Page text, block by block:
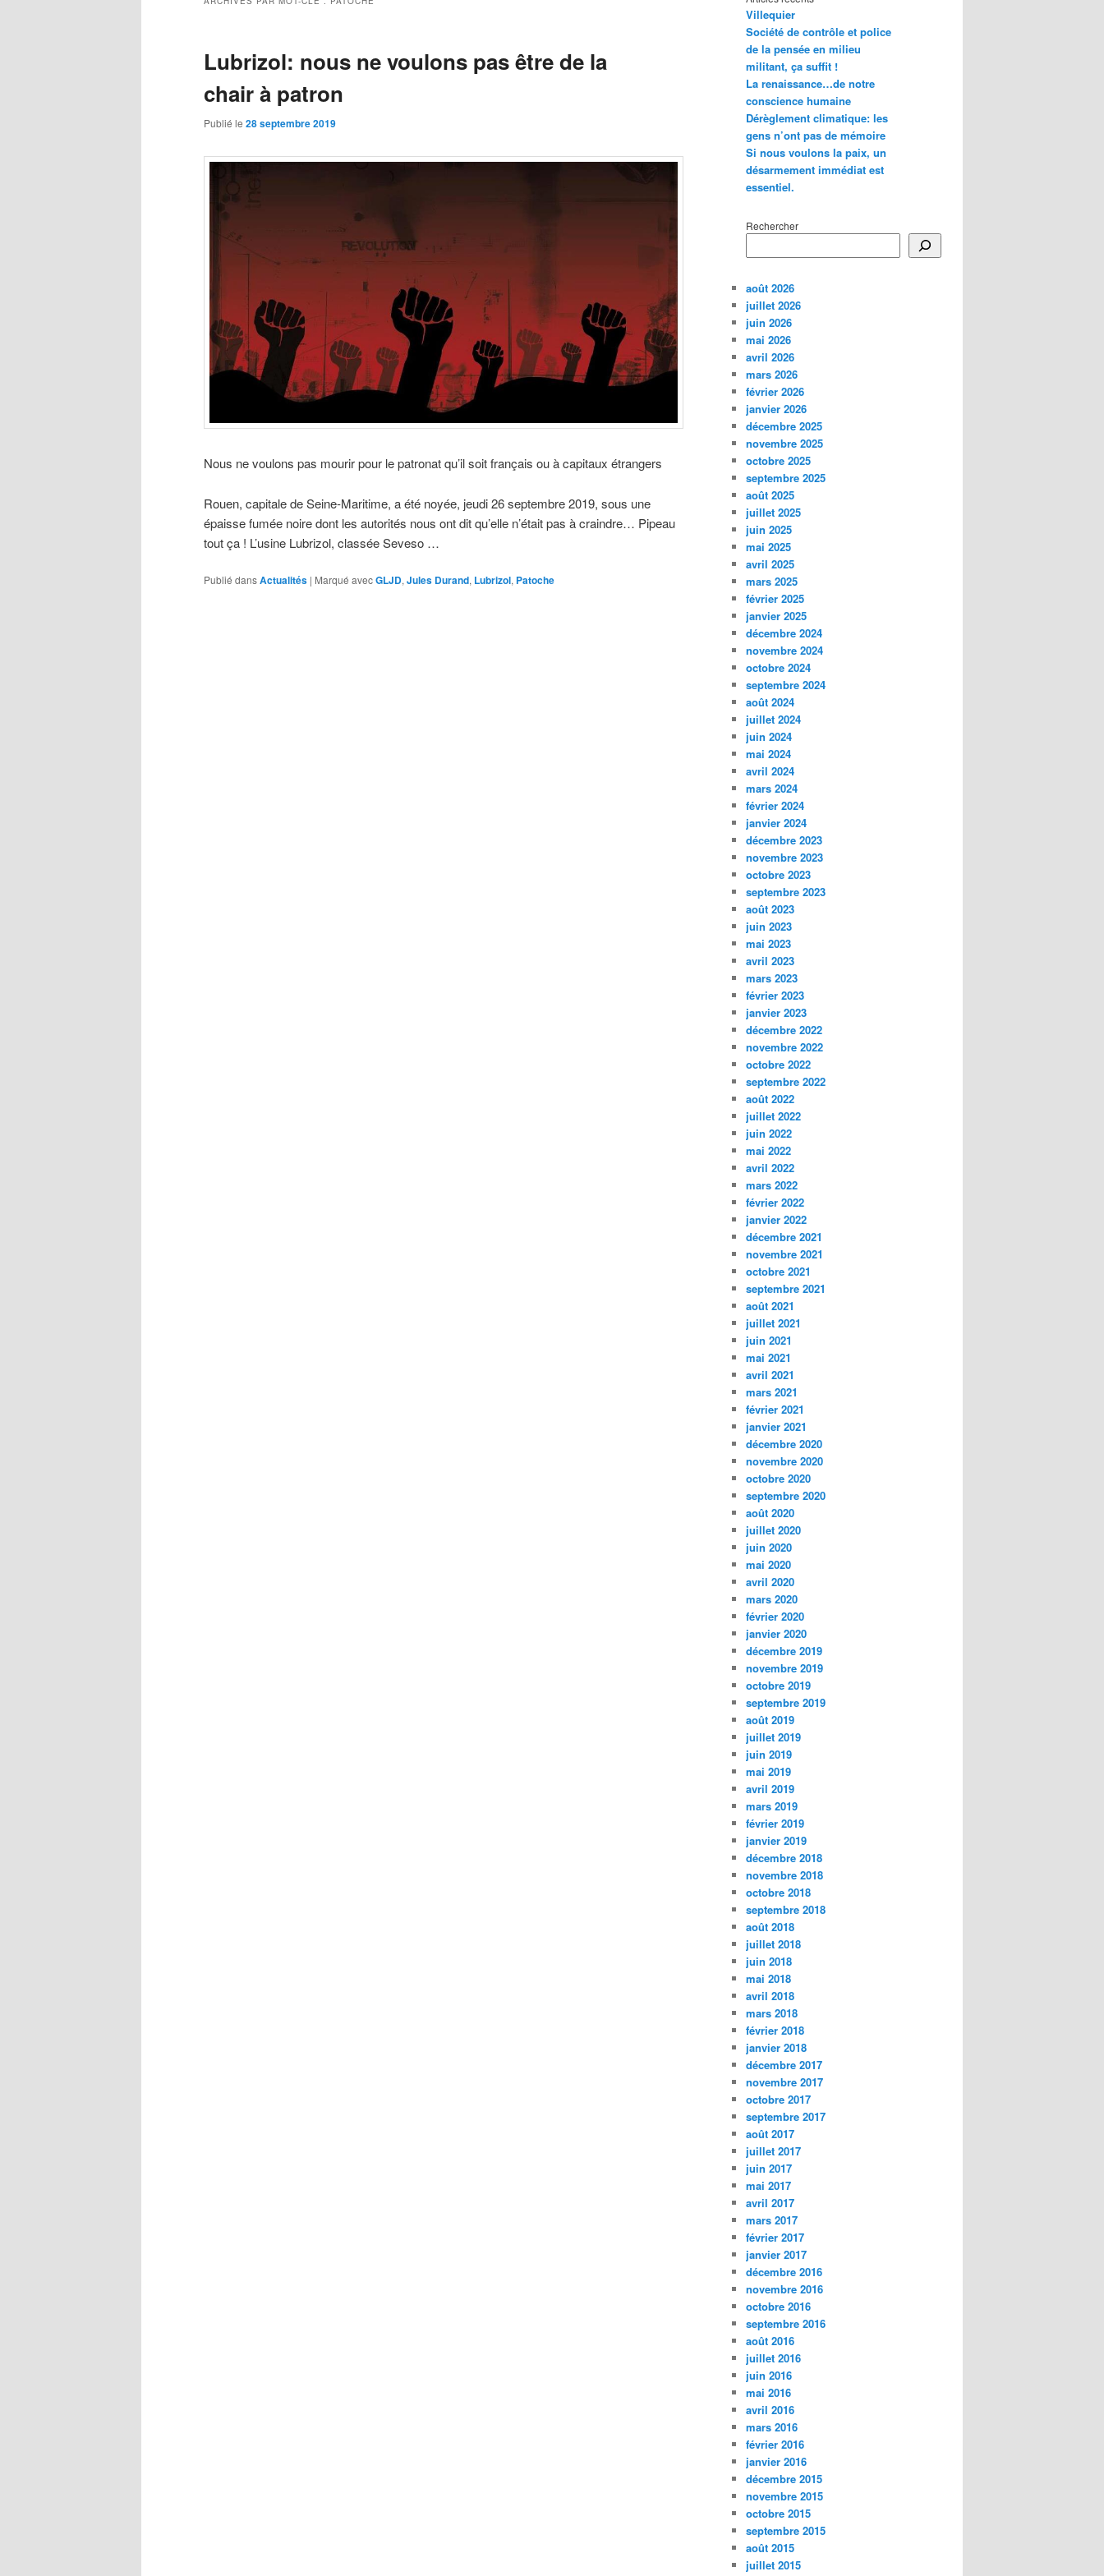
Lubrizol: nous ne voulons pas être de la
chair à patron
Publié le 28 septembre 2019
Nous ne voulons pas mourir pour le patronat qu’il soit français ou à capitaux étrangers
Rouen, capitale de Seine-Maritime, a été noyée, jeudi 26 septembre 2019, sous une
épaisse fumée noire dont les autorités nous ont dit qu’elle n’était pas à craindre… Pipeau
tout ça ! L’usine Lubrizol, classée Seveso …
Publié dansActualités | Marqué avecGLJD, Jules Durand, Lubrizol, Patoche
Villequier
Société de contrôle et police
de la pensée en milieu
militant, ça suffit !
La renaissance…de notre
conscience humaine
Dérèglement climatique: les
gens n’ont pas de mémoire
Si nous voulons la paix, un
désarmement immédiat est
essentiel.
Rechercher
août 2026
juillet 2026
juin 2026
mai 2026
avril 2026
mars 2026
février 2026
janvier 2026
décembre 2025
novembre 2025
octobre 2025
septembre 2025
août 2025
juillet 2025
juin 2025
mai 2025
avril 2025
mars 2025
février 2025
janvier 2025
décembre 2024
novembre 2024
octobre 2024
septembre 2024
août 2024
juillet 2024
juin 2024
mai 2024
avril 2024
mars 2024
février 2024
janvier 2024
décembre 2023
novembre 2023
octobre 2023
septembre 2023
août 2023
juin 2023
mai 2023
avril 2023
mars 2023
février 2023
janvier 2023
décembre 2022
novembre 2022
octobre 2022
septembre 2022
août 2022
juillet 2022
juin 2022
mai 2022
avril 2022
mars 2022
février 2022
janvier 2022
décembre 2021
novembre 2021
octobre 2021
septembre 2021
août 2021
juillet 2021
juin 2021
mai 2021
avril 2021
mars 2021
février 2021
janvier 2021
décembre 2020
novembre 2020
octobre 2020
septembre 2020
août 2020
juillet 2020
juin 2020
mai 2020
avril 2020
mars 2020
février 2020
janvier 2020
décembre 2019
novembre 2019
octobre 2019
septembre 2019
août 2019
juillet 2019
juin 2019
mai 2019
avril 2019
mars 2019
février 2019
janvier 2019
décembre 2018
novembre 2018
octobre 2018
septembre 2018
août 2018
juillet 2018
juin 2018
mai 2018
avril 2018
mars 2018
février 2018
janvier 2018
décembre 2017
novembre 2017
octobre 2017
septembre 2017
août 2017
juillet 2017
juin 2017
mai 2017
avril 2017
mars 2017
février 2017
janvier 2017
décembre 2016
novembre 2016
octobre 2016
septembre 2016
août 2016
juillet 2016
juin 2016
mai 2016
avril 2016
mars 2016
février 2016
janvier 2016
décembre 2015
novembre 2015
octobre 2015
septembre 2015
août 2015
juillet 2015